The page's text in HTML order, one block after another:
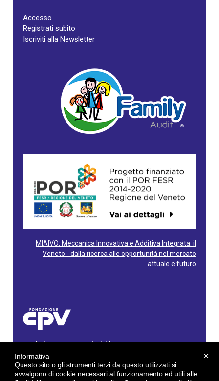
Accesso
Registrati subito
Iscriviti alla Newsletter
MIAIVO: Meccanica Innovativa e Additiva Integrata: il
Veneto - dalla ricerca alle opportunità nel mercato
attuale e futuro
Via Gioacchino Rossini, 60 - 36100 Vicenza - Italy
Tel. 0444/960500 - Fax 0444/1932220
C.F. e P. IVA: 02429800242
×
Informativa
Questo sito o gli strumenti terzi da questo utilizzati si
avvalgono di cookie necessari al funzionamento ed utili alle